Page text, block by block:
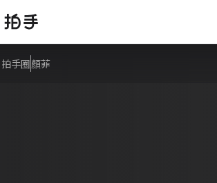
拍手圈顏菲